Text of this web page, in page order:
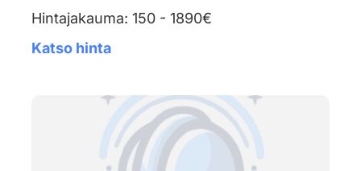
Hintajakauma: 150 - 1890€
Katso hinta